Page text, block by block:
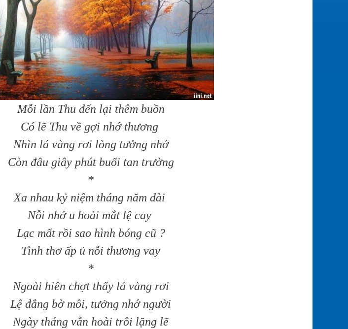
Mỗi lần Thu đến lại thêm buồn
Có lẽ Thu về gợi nhớ thương
Nhìn lá vàng rơi lòng tưởng nhớ
Còn đâu giây phút buổi tan trường
*
Xa nhau kỷ niệm tháng năm dài
Nỗi nhớ u hoài mắt lệ cay
Lạc mất rồi sao hình bóng cũ ?
Tình thơ ấp ủ nỗi thương vay
*
Ngoài hiên chợt thấy lá vàng rơi
Lệ đắng bờ môi, tưởng nhớ người
Ngày tháng vẫn hoài trôi lặng lẽ